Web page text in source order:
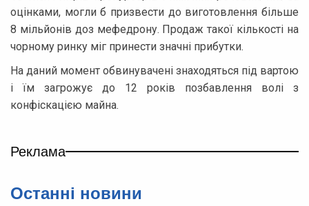
оцінками, могли б призвести до виготовлення більше
8 мільйонів доз мефедрону. Продаж такої кількості на
чорному ринку міг принести значні прибутки.
На даний момент обвинувачені знаходяться під вартою
і їм загрожує до 12 років позбавлення волі з
конфіскацією майна.
Реклама
Останні новини